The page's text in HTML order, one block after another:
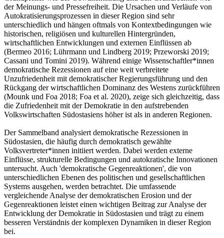
der Meinungs- und Pressefreiheit. Die Ursachen und Verläufe von
Autokratisierungsprozessen in dieser Region sind sehr
unterschiedlich und hängen oftmals von Kontextbedingungen wie
historischen, religiösen und kulturellen Hintergründen,
wirtschaftlichen Entwicklungen und externen Einflüssen ab
(Bermeo 2016; Lührmann und Lindberg 2019; Przeworski 2019;
Cassani und Tomini 2019). Während einige Wissenschaftler*innen
demokratische Rezessionen auf eine weit verbreitete
Unzufriedenheit mit demokratischer Regierungsführung und den
Rückgang der wirtschaftlichen Dominanz des Westens zurückführen
(Mounk und Foa 2018; Foa et al. 2020), zeige sich gleichzeitig, dass
die Zufriedenheit mit der Demokratie in den aufstrebenden
Volkswirtschaften Südostasiens höher ist als in anderen Regionen.
Der Sammelband analysiert demokratische Rezessionen in
Südostasien, die häufig durch demokratisch gewählte
Volksvertreter*innen initiiert werden. Dabei werden externe
Einflüsse, strukturelle Bedingungen und autokratische Innovationen
untersucht. Auch 'demokratische Gegenreaktionen', die von
unterschiedlichen Ebenen des politischen und gesellschaftlichen
Systems ausgehen, werden betrachtet. Die umfassende
vergleichende Analyse der demokratischen Erosion und der
Gegenreaktionen leistet einen wichtigen Beitrag zur Analyse der
Entwicklung der Demokratie in Südostasien und trägt zu einem
besseren Verständnis der komplexen Dynamiken in dieser Region
bei.